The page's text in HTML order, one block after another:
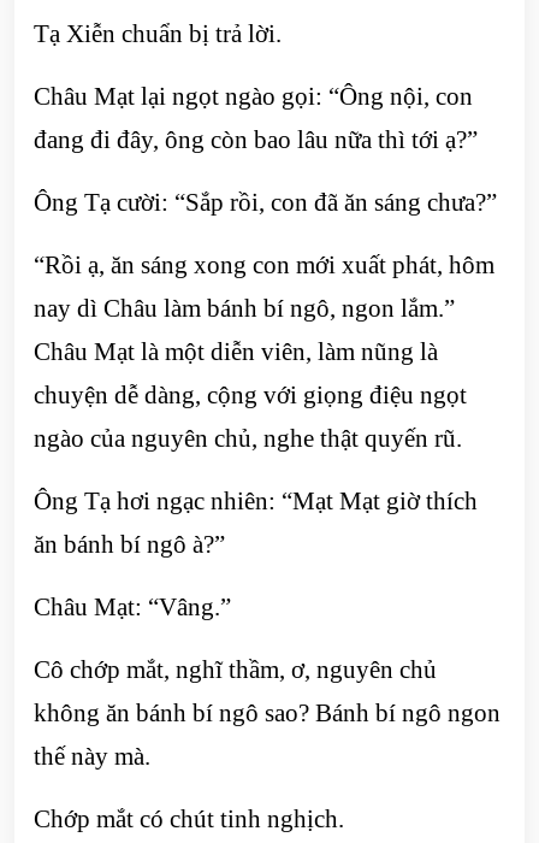
Tạ Xiễn chuẩn bị trả lời.
Châu Mạt lại ngọt ngào gọi: “Ông nội, con
đang đi đây, ông còn bao lâu nữa thì tới ạ?”
Ông Tạ cười: “Sắp rồi, con đã ăn sáng chưa?”
“Rồi ạ, ăn sáng xong con mới xuất phát, hôm
nay dì Châu làm bánh bí ngô, ngon lắm.”
Châu Mạt là một diễn viên, làm nũng là
chuyện dễ dàng, cộng với giọng điệu ngọt
ngào của nguyên chủ, nghe thật quyến rũ.
Ông Tạ hơi ngạc nhiên: “Mạt Mạt giờ thích
ăn bánh bí ngô à?”
Châu Mạt: “Vâng.”
Cô chớp mắt, nghĩ thầm, ơ, nguyên chủ
không ăn bánh bí ngô sao? Bánh bí ngô ngon
thế này mà.
Chớp mắt có chút tinh nghịch.